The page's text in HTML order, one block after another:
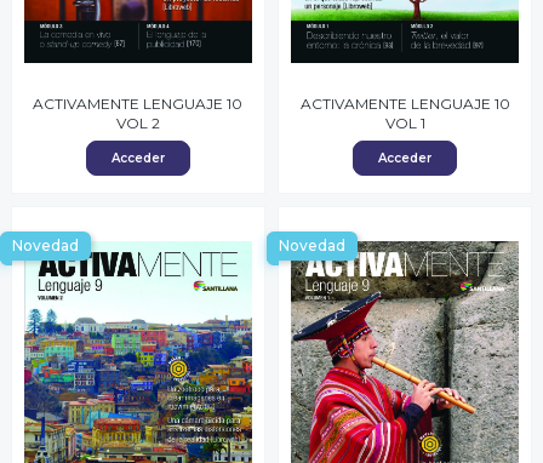
ACTIVAMENTE LENGUAJE 10
VOL 2
Acceder
ACTIVAMENTE LENGUAJE 10
VOL 1
Acceder
Novedad Novedad